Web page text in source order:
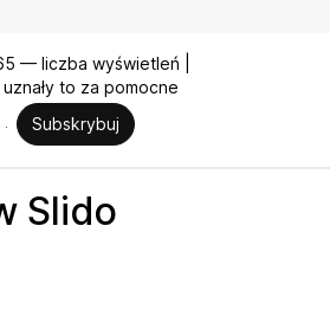
— liczba wyświetleń |
to za pomocne
Subskrybuj
Slido